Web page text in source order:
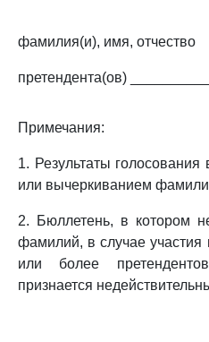
фамилия(и), имя, отчество
претендента(ов)
Примечания:
1. Результаты
или вычеркиванием
2. Бюллетень, в котором
фамилий, в случае участия
или более
признается